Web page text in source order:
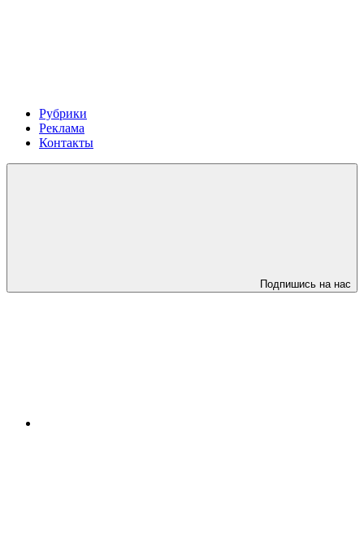
Рубрики
Реклама
Контакты
Подпишись на нас